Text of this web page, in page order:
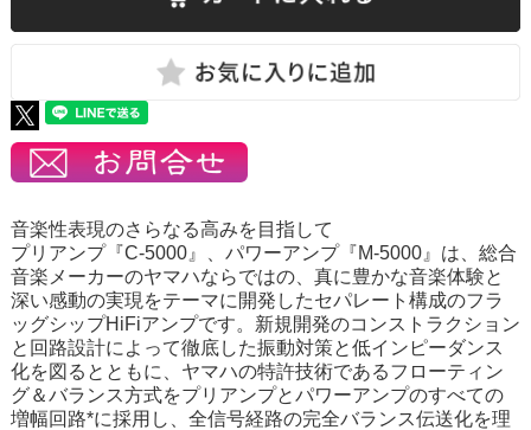
音楽性表現のさらなる高みを目指して
プリアンプ『C-5000』、パワーアンプ『M-5000』は、総合
音楽メーカーのヤマハならではの、真に豊かな音楽体験と
深い感動の実現をテーマに開発したセパレート構成のフラ
ッグシップHiFiアンプです。新規開発のコンストラクション
と回路設計によって徹底した振動対策と低インピーダンス
化を図るとともに、ヤマハの特許技術であるフローティン
グ＆バランス方式をプリアンプとパワーアンプのすべての
増幅回路*に採用し、全信号経路の完全バランス伝送化を理